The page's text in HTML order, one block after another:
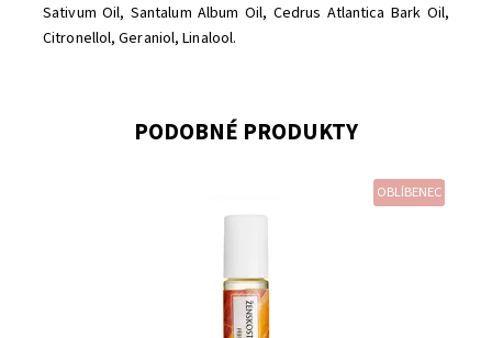
Sativum Oil, Santalum Album Oil, Cedrus Atlantica Bark Oil,
Citronellol, Geraniol, Linalool.
PODOBNÉ PRODUKTY
OBLÍBENEC
Soaphoria